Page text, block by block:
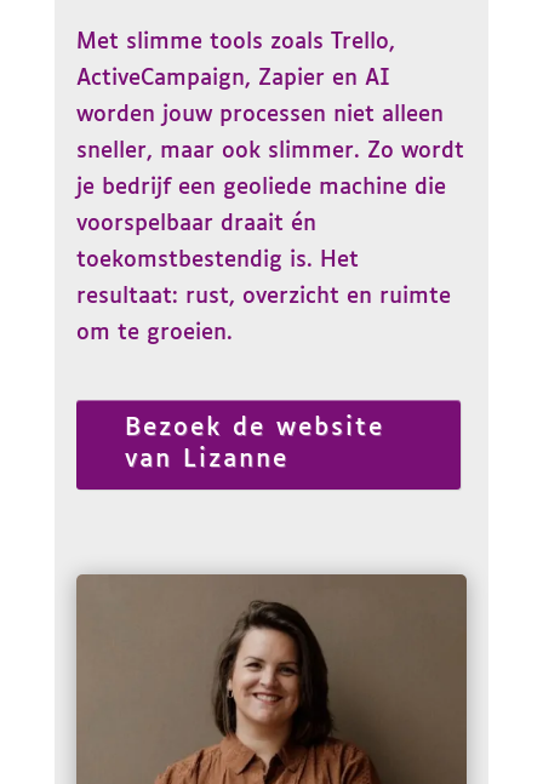
Met slimme tools zoals Trello,
ActiveCampaign, Zapier en AI
worden jouw processen niet alleen
sneller, maar ook slimmer. Zo wordt
je bedrijf een geoliede machine die
voorspelbaar draait én
toekomstbestendig is. Het
resultaat: rust, overzicht en ruimte
om te groeien.
Bezoek de website
van Lizanne